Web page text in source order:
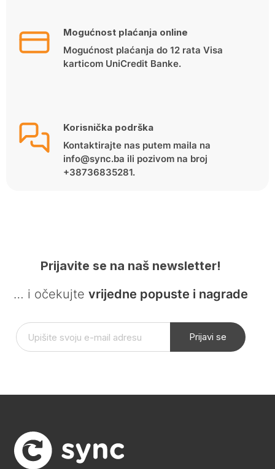
Mogućnost plaćanja online
Mogućnost plaćanja do 12 rata Visa
karticom UniCredit Banke.
Korisnička podrška
Kontaktirajte nas putem maila na
info@sync.ba ili pozivom na broj
+38736835281.
Prijavite se na naš newsletter!
… i očekujte vrijedne popuste i nagrade
Prijavi se